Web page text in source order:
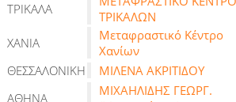
ΤΡΙΚΑΛΑ
ΤΡΙΚΑΛΩΝ
ΧΑΝΙΑ
Μεταφραστικό Κέντρο
Χανίων
ΘΕΣΣΑΛΟΝΙΚΗ
ΜΙΛΕΝΑ ΑΚΡΙΤΙΔΟΥ
ΑΘΗΝΑ
ΜΙΧΑΗΛΙΔΗΣ ΓΕΩΡΓ.